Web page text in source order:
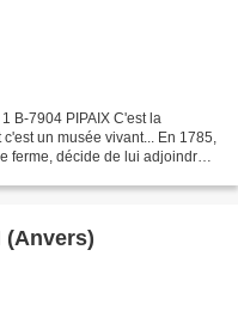
B-7904 PIPAIX C'est la
un musée vivant... En 1785,
ferme, décide de lui adjoindre
(Anvers)